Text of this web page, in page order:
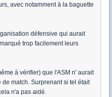
avec notamment à la baguette
défensive qui aurait
trop facilement leurs
à vérifier) que l'ASM n' aurait
match. Surprenant si tel était
n'a pas aidé.